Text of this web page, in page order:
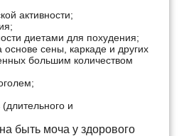
активности;
диетами для похудения;
основе сены, каркаде и других
большим количеством
и
быть моча у здорового